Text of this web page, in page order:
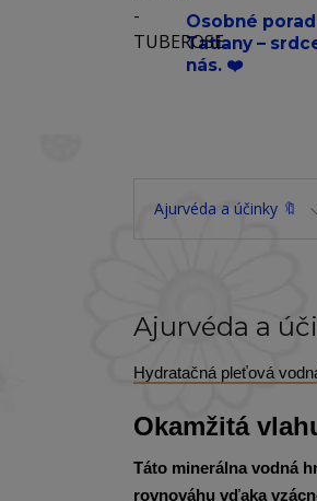
Osobné
Tatiany –
nás. ❤️
Ajurvéda a účinky 🔖
Ajurvéda a
Hydratačná pleťová
Okamžitá
Táto minerálna vodná
rovnováhu vďaka